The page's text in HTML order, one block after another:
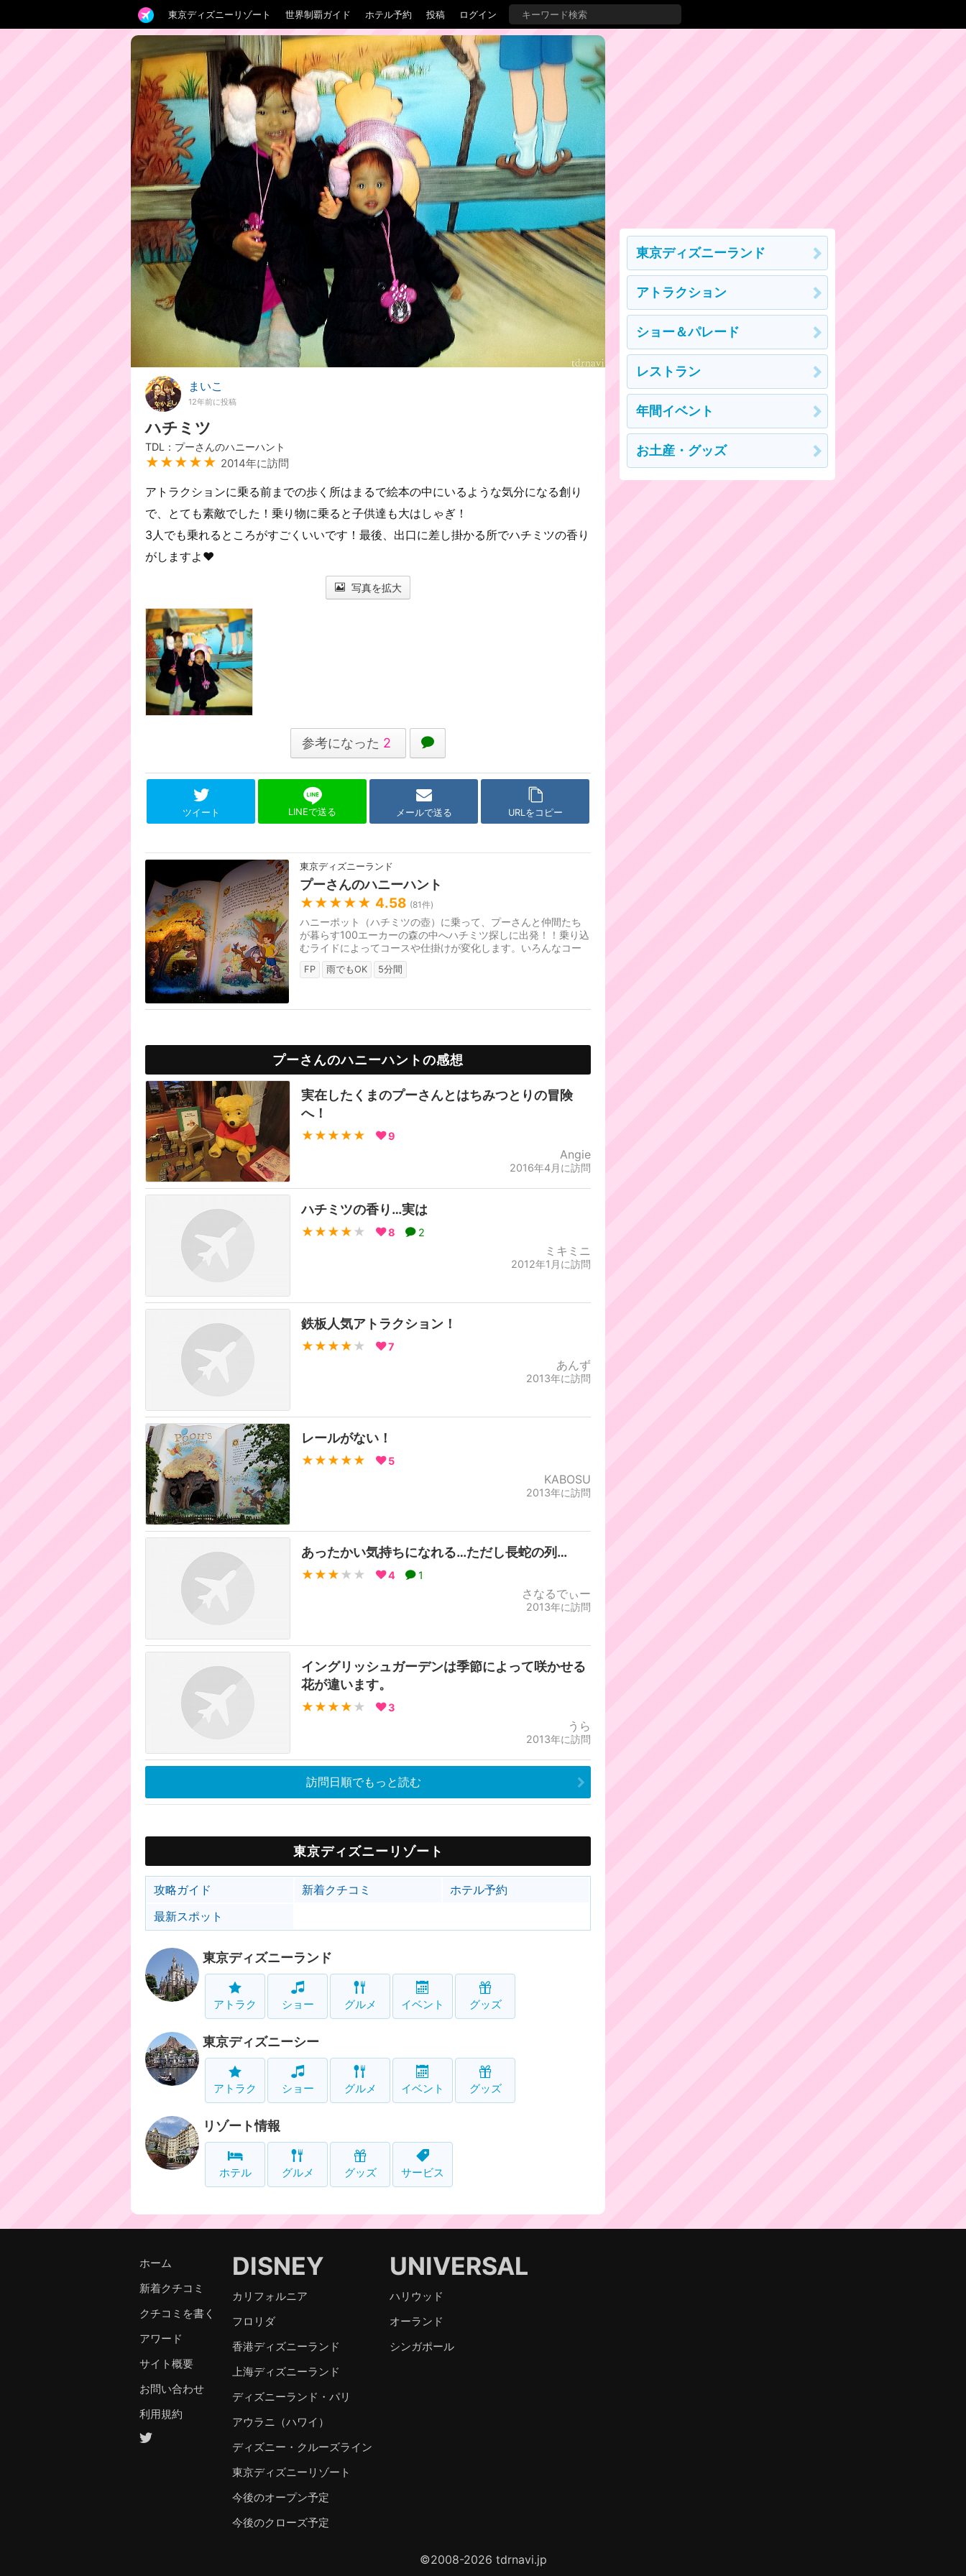
東京ディズニーリゾート 世界制覇ガイド ホテル予約 投稿 ログイン
まいこ
12年前に投稿
ハチミツ
TDL：プーさんのハニーハント
★★★★★ 2014年に訪問
アトラクションに乗る前までの歩く所はまるで絵本の中にいるような気分になる創り
で、とても素敵でした！乗り物に乗ると子供達も大はしゃぎ！
3人でも乗れるところがすごくいいです！最後、出口に差し掛かる所でハチミツの香り
がしますよ♥
写真を拡大
参考になった 2
ツイート LINEで送る メールで送る URLをコピー
東京ディズニーランド
プーさんのハニーハント
★★★★★ 4.58 (81件)
ハニーポット（ハチミツの壺）に乗って、プーさんと仲間たち
が暮らす100エーカーの森の中へハチミツ探しに出発！！乗り込
むライドによってコースや仕掛けが変化します。いろんなコー
スを体験してみてください。
FP 雨でもOK 5分間
プーさんのハニーハントの感想
実在したくまのプーさんとはちみつとりの冒険
へ！
★★★★★ 9
Angie
2016年4月に訪問
ハチミツの香り…実は
★★★★ ★ 8 2
ミキミニ
2012年1月に訪問
鉄板人気アトラクション！
★★★★ ★ 7
あんず
2013年に訪問
レールがない！
★★★★★ 5
KABOSU
2013年に訪問
あったかい気持ちになれる…ただし長蛇の列…
★★★ ★★ 4 1
さなるでぃー
2013年に訪問
イングリッシュガーデンは季節によって咲かせる
花が違います。
★★★★ ★ 3
うら
2013年に訪問
訪問日順でもっと読む
東京ディズニーリゾート
攻略ガイド 新着クチコミ
ホテル予約
最新スポット
東京ディズニーランド
アトラク ショー グルメ イベント グッズ
東京ディズニーシー
アトラク ショー グルメ イベント グッズ
リゾート情報
ホテル グルメ グッズ サービス
東京ディズニーランド
アトラクション
ショー＆パレード
レストラン
年間イベント
お土産・グッズ
ホーム
新着クチコミ
クチコミを書く
アワード
サイト概要
お問い合わせ
利用規約
DISNEY
カリフォルニア
フロリダ
香港ディズニーランド
上海ディズニーランド
ディズニーランド・パリ
アウラニ（ハワイ）
ディズニー・クルーズライン
東京ディズニーリゾート
今後のオープン予定
今後のクローズ予定
UNIVERSAL
ハリウッド
オーランド
シンガポール
©2008-2026 tdrnavi.jp